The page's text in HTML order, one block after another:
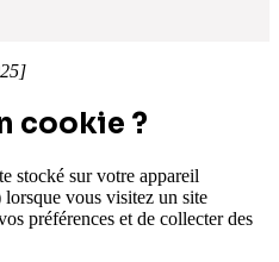
cookie ?
stocké sur votre appareil
vous visitez un site
préférences et de collecter des